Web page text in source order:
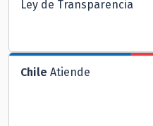
Ley de Transparencia
Chile Atiende